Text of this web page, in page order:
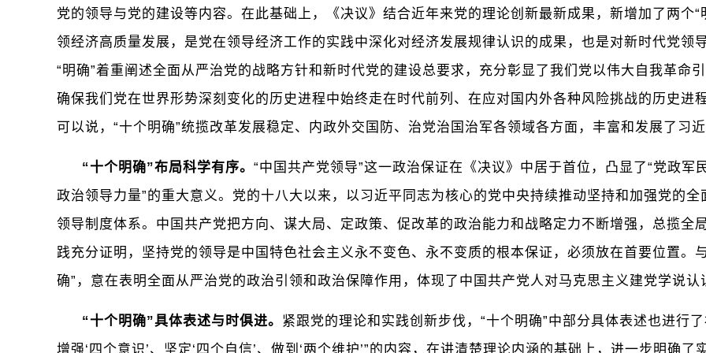
党的领导与党的建设等内容。在此基础上，《决议》结合近年来党的理论创新最新成果，新增加了两个
领经济高质量发展，是党在领导经济工作的实践中深化对经济发展规律认识的成果，也是对新时代党领
“明确”着重阐述全面从严治党的战略方针和新时代党的建设总要求，充分彰显了我们党以伟大自我革命
确保我们党在世界形势深刻变化的历史进程中始终走在时代前列、在应对国内外各种风险挑战的历史进
可以说，“十个明确”统揽改革发展稳定、内政外交国防、治党治国治军各领域各方面，丰富和发展了习
“十个明确”布局科学有序。 “中国共产党领导”这一政治保证在《决议》中居于首位，凸显了“党政
政治领导力量”的重大意义。党的十八大以来，以习近平同志为核心的党中央持续推动坚持和加强党的
领导制度体系。中国共产党把方向、谋大局、定政策、促改革的政治能力和战略定力不断增强，总揽全
践充分证明，坚持党的领导是中国特色社会主义永不变色、永不变质的根本保证，必须放在首要位置。
确”，意在表明全面从严治党的政治引领和政治保障作用，体现了中国共产党人对马克思主义建党学说
“十个明确”具体表述与时俱进。 紧跟党的理论和实践创新步伐，“十个明确”中部分具体表述也进行
增强‘四个意识’、坚定‘四个自信’、做到‘两个维护’”的内容，在讲清楚理论内涵的基础上，进一步明确